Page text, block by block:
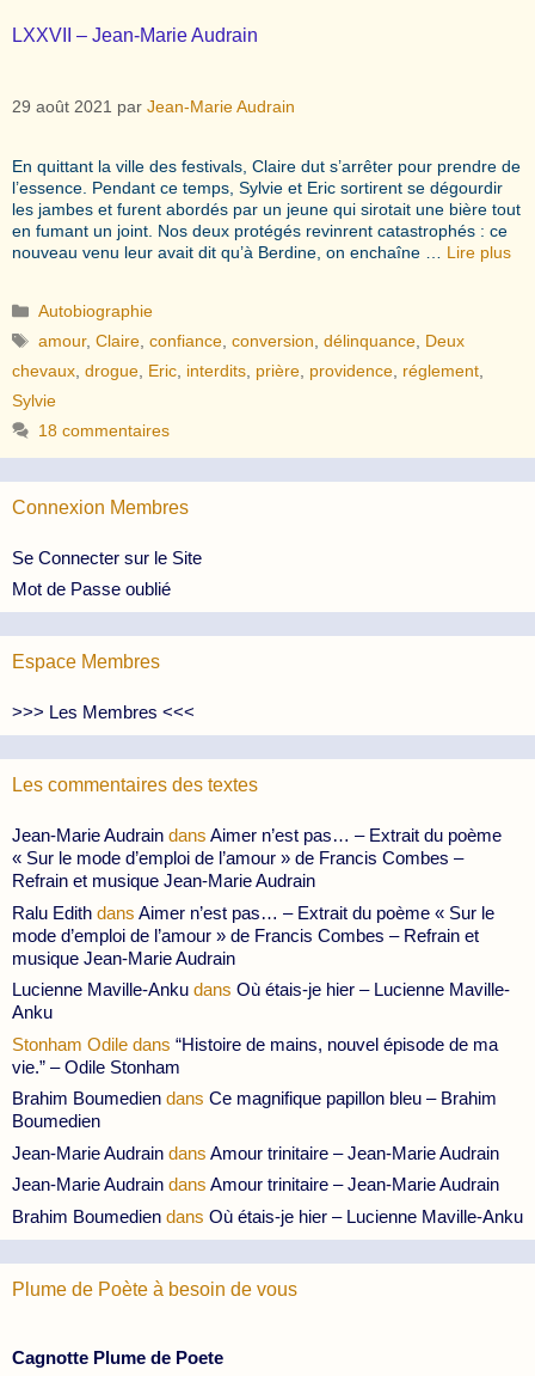
LXXVII – Jean-Marie Audrain
29 août 2021 par Jean-Marie Audrain
En quittant la ville des festivals, Claire dut s’arrêter pour prendre de
l’essence. Pendant ce temps, Sylvie et Eric sortirent se dégourdir
les jambes et furent abordés par un jeune qui sirotait une bière tout
en fumant un joint. Nos deux protégés revinrent catastrophés : ce
nouveau venu leur avait dit qu’à Berdine, on enchaîne … Lire plus
Catégories
Autobiographie
Étiquettes
amour,Claire ,confiance ,conversion ,délinquance Deux
chevaux drogue Eric interdits prière providence réglement
Sylvie
18 commentaires
Connexion Membres
Se Connecter sur le Site
Mot de Passe oublié
Espace Membres
>>> Les Membres <<<
Les commentaires des textes
Jean-Marie Audrain dans Aimer n’est pas… – Extrait du poème
« Sur le mode d’emploi de l’amour » de Francis Combes –
Refrain et musique Jean-Marie Audrain
Ralu Edith dans Aimer n’est pas… – Extrait du poème « Sur le
mode d’emploi de l’amour » de Francis Combes – Refrain et
musique Jean-Marie Audrain
Lucienne Maville-Anku dans Où étais-je hier – Lucienne Maville-
Anku
Stonham Odile dans “Histoire de mains, nouvel épisode de ma
vie.” – Odile Stonham
Brahim Boumedien dans Ce magnifique papillon bleu – Brahim
Boumedien
Jean-Marie Audrain dans Amour trinitaire – Jean-Marie Audrain
Jean-Marie Audrain dans Amour trinitaire – Jean-Marie Audrain
Brahim Boumedien dans Où étais-je hier – Lucienne Maville-Anku
Plume de Poète à besoin de vous
Cagnotte Plume de Poete